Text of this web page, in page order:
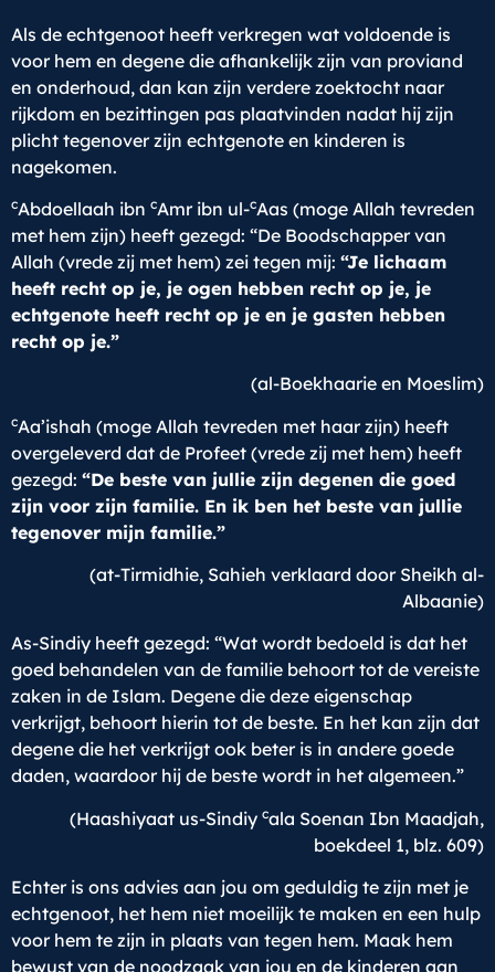
Als de echtgenoot heeft verkregen wat voldoende is
voor hem en degene die afhankelijk zijn van proviand
en onderhoud, dan kan zijn verdere zoektocht naar
rijkdom en bezittingen pas plaatvinden nadat hij zijn
plicht tegenover zijn echtgenote en kinderen is
nagekomen.
cAbdoellaah ibn cAmr ibn ul-cAas (moge Allah tevreden
met hem zijn) heeft gezegd: “De Boodschapper van
Allah (vrede zij met hem) zei tegen mij: “Je lichaam
heeft recht op je, je ogen hebben recht op je, je
echtgenote heeft recht op je en je gasten hebben
recht op je.”
(al-Boekhaarie en Moeslim)
cAa’ishah (moge Allah tevreden met haar zijn) heeft
overgeleverd dat de Profeet (vrede zij met hem) heeft
gezegd: “De beste van jullie zijn degenen die goed
zijn voor zijn familie. En ik ben het beste van jullie
tegenover mijn familie.”
(at-Tirmidhie, Sahieh verklaard door Sheikh al-
Albaanie)
As-Sindiy heeft gezegd: “Wat wordt bedoeld is dat het
goed behandelen van de familie behoort tot de vereiste
zaken in de Islam. Degene die deze eigenschap
verkrijgt, behoort hierin tot de beste. En het kan zijn dat
degene die het verkrijgt ook beter is in andere goede
daden, waardoor hij de beste wordt in het algemeen.”
(Haashiyaat us-Sindiy cala Soenan Ibn Maadjah,
boekdeel 1, blz. 609)
Echter is ons advies aan jou om geduldig te zijn met je
echtgenoot, het hem niet moeilijk te maken en een hulp
voor hem te zijn in plaats van tegen hem. Maak hem
bewust van de noodzaak van jou en de kinderen aan